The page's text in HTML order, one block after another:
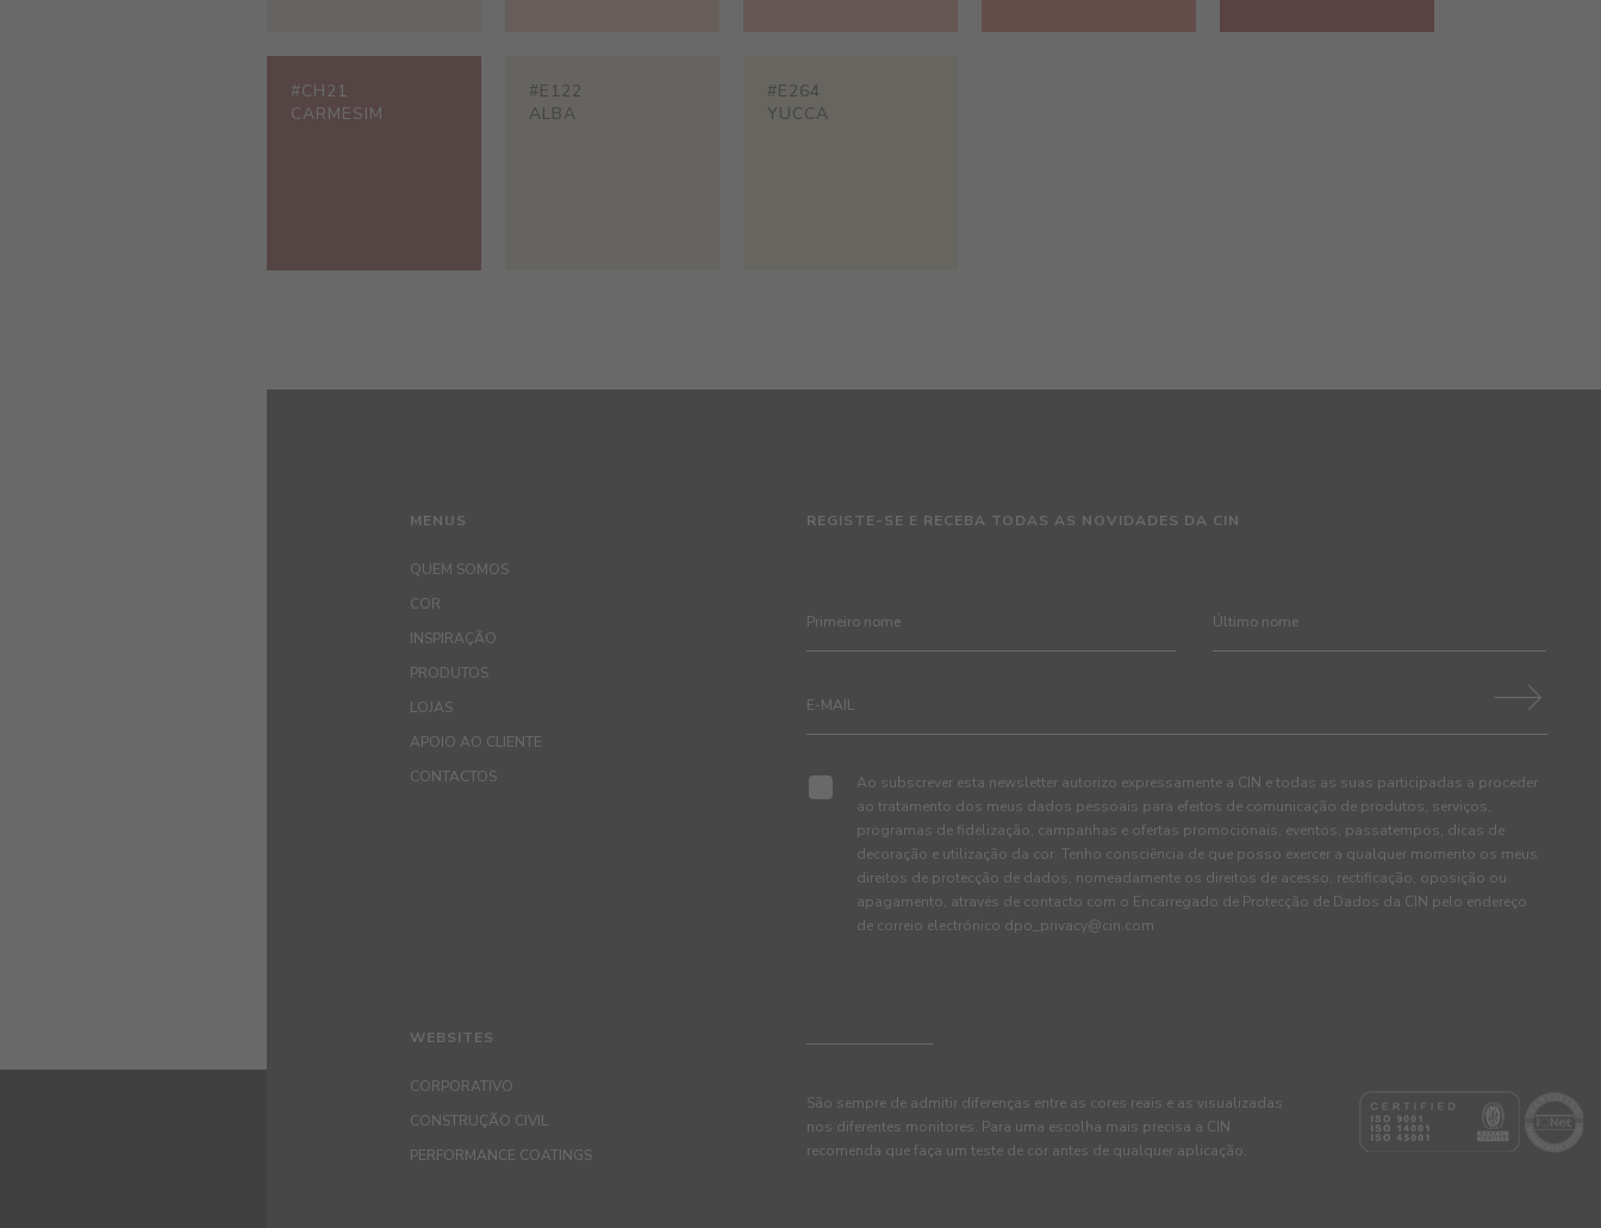
#CH21
CARMESIM
#E122
ALBA
#E264
YUCCA
MENUS
QUEM SOMOS
COR
INSPIRAÇÃO
PRODUTOS
LOJAS
APOIO AO CLIENTE
CONTACTOS
REGISTE-SE E RECEBA TODAS AS NOVIDADES DA CIN
Ao subscrever esta newsletter autorizo expressamente a CIN e todas as suas participadas a proceder
ao tratamento dos meus dados pessoais para efeitos de comunicação de produtos, serviços,
programas de fidelização, campanhas e ofertas promocionais, eventos, passatempos, dicas de
decoração e utilização da cor. Tenho consciência de que posso exercer a qualquer momento os meus
direitos de protecção de dados, nomeadamente os direitos de acesso, rectificação, oposição ou
apagamento, através de contacto com o Encarregado de Protecção de Dados da CIN pelo endereço
de correio electrónico dpo_privacy@cin.com
WEBSITES
CORPORATIVO
CONSTRUÇÃO CIVIL
PERFORMANCE COATINGS
São sempre de admitir diferenças entre as cores reais e as visualizadas
nos diferentes monitores. Para uma escolha mais precisa a CIN
recomenda que faça um teste de cor antes de qualquer aplicação.